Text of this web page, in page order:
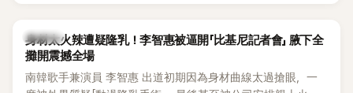
K-POP
身材太火辣遭疑隆乳！李智惠被逼開「比基尼記者會」 腋下全
攤開震撼全場
南韓歌手兼演員 李智惠 出道初期因為身材曲線太過搶眼，一